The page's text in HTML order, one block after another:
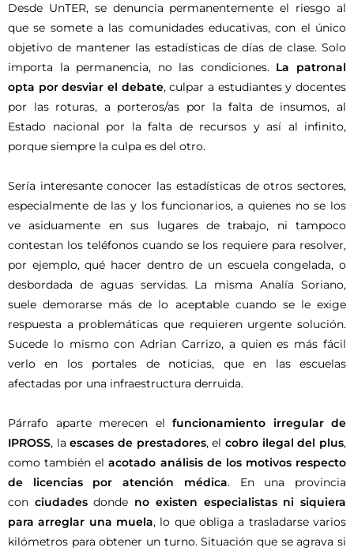
Desde UnTER, se denuncia permanentemente el riesgo al
que se somete a las comunidades educativas, con el único
objetivo de mantener las estadísticas de días de clase. Solo
importa la permanencia, no las condiciones.La patronal
opta por desviar el debate, culpar a estudiantes y docentes
por las roturas, a porteros/as por la falta de insumos, al
Estado nacional por la falta de recursos y así al infinito,
porque siempre la culpa es del otro.
Sería interesante conocer las estadísticas de otros sectores,
especialmente de las y los funcionarios, a quienes no se los
ve asiduamente en sus lugares de trabajo, ni tampoco
contestan los teléfonos cuando se los requiere para resolver,
por ejemplo, qué hacer dentro de un escuela congelada, o
desbordada de aguas servidas. La misma Analía Soriano,
suele demorarse más de lo aceptable cuando se le exige
respuesta a problemáticas que requieren urgente solución.
Sucede lo mismo con Adrian Carrizo, a quien es más fácil
verlo en los portales de noticias, que en las escuelas
afectadas por una infraestructura derruida.
Párrafo aparte merecen el funcionamiento irregular de
IPROSS, la escases de prestadores, el cobro ilegal del plus,
como también elacotado análisis de los motivos respecto
de licencias por atención médica. En una provincia
con ciudadesdonde no existen especialistas ni siquiera
para arreglar una muela, lo que obliga a trasladarse varios
kilómetros para obtener un turno. Situación que se agrava si